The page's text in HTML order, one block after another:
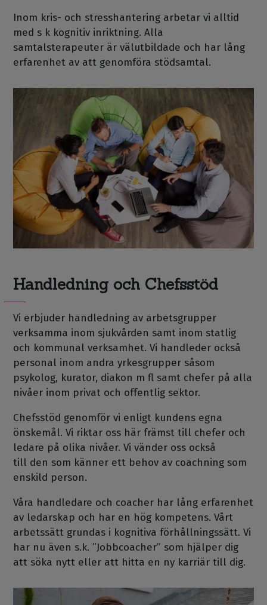
Inom kris- och stresshantering arbetar vi alltid
med s k kognitiv inriktning. Alla
samtalsterapeuter är välutbildade och har lång
erfarenhet av att genomföra stödsamtal.
Handledning och Chefsstöd
Vi erbjuder handledning av arbetsgrupper
verksamma inom sjukvården samt inom statlig
och kommunal verksamhet. Vi handleder också
personal inom andra yrkesgrupper såsom
psykolog, kurator, diakon m fl samt chefer på alla
nivåer inom privat och offentlig sektor.
Chefsstöd genomför vi enligt kundens egna
önskemål. Vi riktar oss här främst till chefer och
ledare på olika nivåer. Vi vänder oss också
till den som känner ett behov av coachning som
enskild person.
Våra handledare och coacher har lång erfarenhet
av ledarskap och har en hög kompetens. Vårt
arbetssätt grundas i kognitiva förhållningssätt. Vi
har nu även s.k. ”Jobbcoacher” som hjälper dig
att söka nytt eller att hitta en ny karriär till dig.